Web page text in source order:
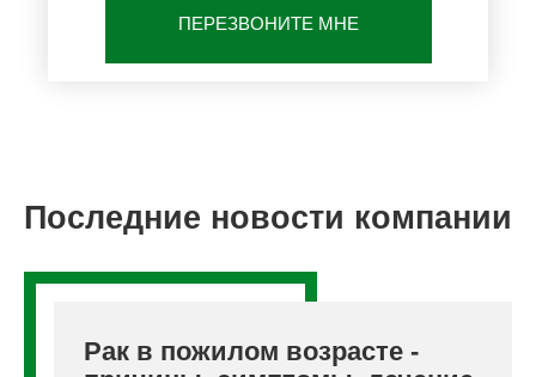
ПЕРЕЗВОНИТЕ МНЕ
Последние новости компании
Рак в пожилом возрасте -